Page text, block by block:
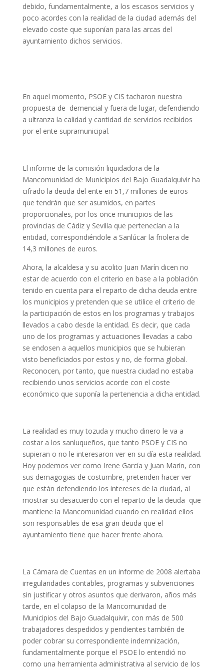
debido, fundamentalmente, a los escasos servicios y
poco acordes con la realidad de la ciudad además del
elevado coste que suponían para las arcas del
ayuntamiento dichos servicios.
En aquel momento, PSOE y CIS tacharon nuestra
propuesta de demencial y fuera de lugar, defendiendo
a ultranza la calidad y cantidad de servicios recibidos
por el ente supramunicipal.
El informe de la comisión liquidadora de la
Mancomunidad de Municipios del Bajo Guadalquivir ha
cifrado la deuda del ente en 51,7 millones de euros
que tendrán que ser asumidos, en partes
proporcionales, por los once municipios de las
provincias de Cádiz y Sevilla que pertenecían a la
entidad, correspondiéndole a Sanlúcar la friolera de
14,3 millones de euros.
Ahora, la alcaldesa y su acolito Juan Marín dicen no
estar de acuerdo con el criterio en base a la población
tenido en cuenta para el reparto de dicha deuda entre
los municipios y pretenden que se utilice el criterio de
la participación de estos en los programas y trabajos
llevados a cabo desde la entidad. Es decir, que cada
uno de los programas y actuaciones llevadas a cabo
se endosen a aquellos municipios que se hubieran
visto beneficiados por estos y no, de forma global.
Reconocen, por tanto, que nuestra ciudad no estaba
recibiendo unos servicios acorde con el coste
económico que suponía la pertenencia a dicha entidad.
La realidad es muy tozuda y mucho dinero le va a
costar a los sanluqueños, que tanto PSOE y CIS no
supieran o no le interesaron ver en su día esta realidad.
Hoy podemos ver como Irene García y Juan Marín, con
sus demagogias de costumbre, pretenden hacer ver
que están defendiendo los intereses de la ciudad, al
mostrar su desacuerdo con el reparto de la deuda que
mantiene la Mancomunidad cuando en realidad ellos
son responsables de esa gran deuda que el
ayuntamiento tiene que hacer frente ahora.
La Cámara de Cuentas en un informe de 2008 alertaba
irregularidades contables, programas y subvenciones
sin justificar y otros asuntos que derivaron, años más
tarde, en el colapso de la Mancomunidad de
Municipios del Bajo Guadalquivir, con más de 500
trabajadores despedidos y pendientes también de
poder cobrar su correspondiente indemnización,
fundamentalmente porque el PSOE lo entendió no
como una herramienta administrativa al servicio de los